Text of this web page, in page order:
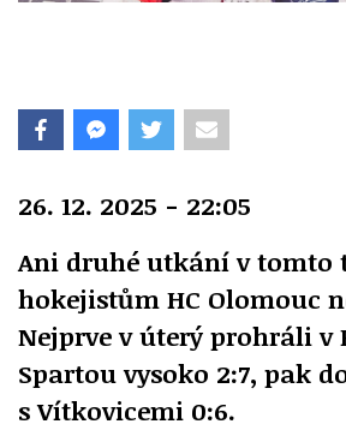
26. 12. 2025 - 22:05
Ani druhé utkání v tomto
hokejistům HC Olomouc
Nejprve v úterý prohráli v
Spartou vysoko 2:7, pak
s Vítkovicemi 0:6.